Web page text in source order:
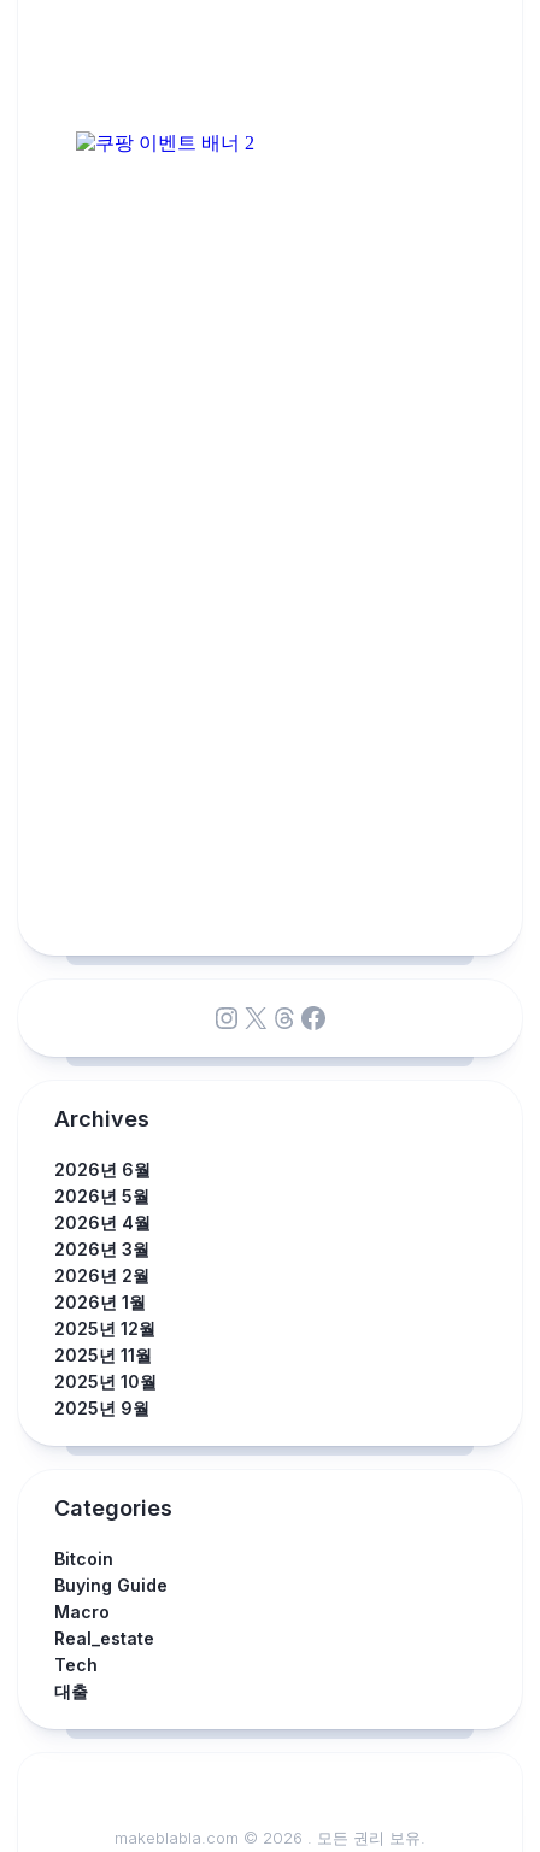
Instagram
X Threads
Facebook
Archives
2026년 6월
2026년 5월
2026년 4월
2026년 3월
2026년 2월
2026년 1월
2025년 12월
2025년 11월
2025년 10월
2025년 9월
Categories
Bitcoin
Buying Guide
Macro
Real_estate
Tech
대출
makeblabla.com © 2026 . 모든 권리 보유.